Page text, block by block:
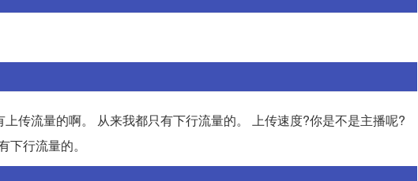
传流量的啊。 从来我都只有下行流量的。 上传速度?你是不是主播呢?
行流量的。